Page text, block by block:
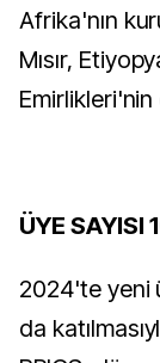
Afrika'nın
Mısır,
ÜYE SAYISI
2024'te yeni
da